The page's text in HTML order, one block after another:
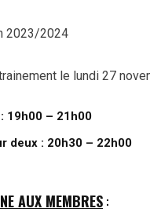
2023/2024
le lundi 27
19h00 – 21h00
deux : 20h30 – 22h00
AUX MEMBRES: